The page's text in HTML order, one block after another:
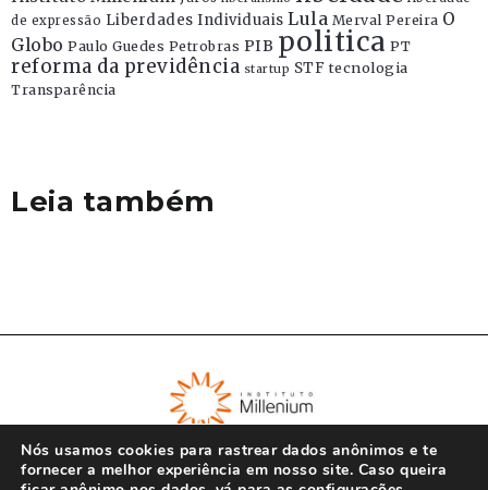
de expressão Liberdades Individuais Lula Merval Pereira O
Globo Paulo Guedes Petrobras PIB politica PT
reforma da previdência startup STF tecnologia
Transparência
Leia também
Nós usamos cookies para rastrear dados anônimos e te
fornecer a melhor experiência em nosso site. Caso queira